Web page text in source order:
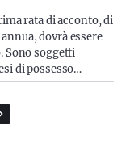
rata di acconto, di
dovrà essere
Sono soggetti
di possesso…